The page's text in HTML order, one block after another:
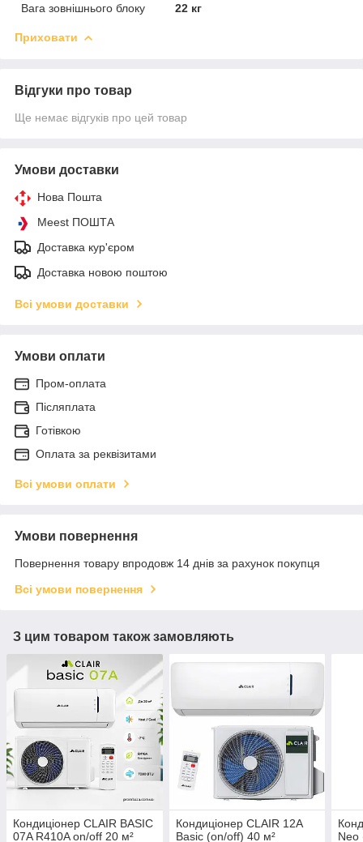
Вага зовнішнього блоку
22 кг
Приховати
Відгуки про товар
Ще немає відгуків про цей товар
Умови доставки
Нова Пошта
Meest ПОШТА
Доставка кур'єром
Доставка новою поштою
Всі умови доставки
Умови оплати
Пром-оплата
Післяплата
Готівкою
Оплата за реквізитами
Всі умови оплати
Умови повернення
Повернення товару впродовж 14 днів за рахунок покупця
Всі умови повернення
З цим товаром також замовляють
Кондиціонер CLAIR BASIC
07A R410A on/off 20 м²
Кондиціонер CLAIR 12A
Basic (on/off) 40 м²
Neo